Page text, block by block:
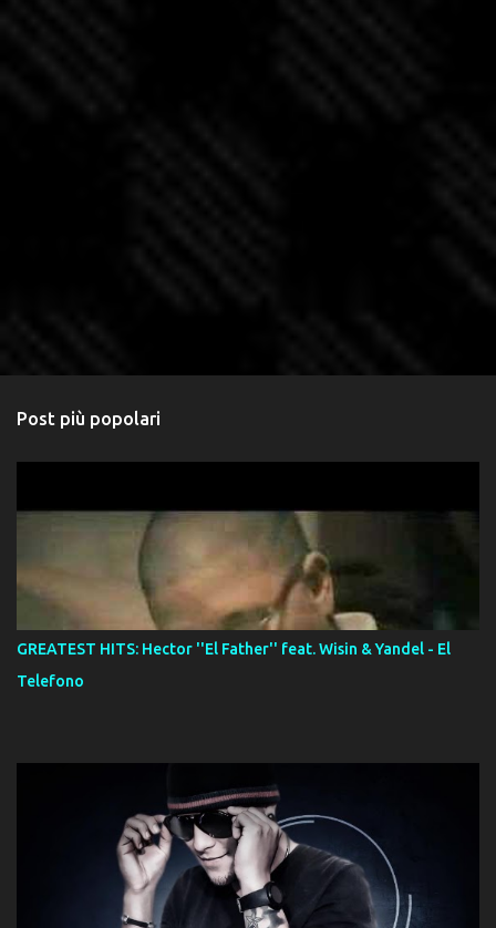
Post più popolari
GREATEST HITS: Hector ''El Father'' feat. Wisin & Yandel - El
Telefono